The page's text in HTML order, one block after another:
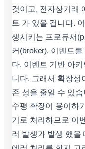
것이고, 전자상거래
트 가 있을 겁니다.
생시키는 프로듀서
커(broker), 이벤트
다. 이벤트 기반 아
니다. 그래서 확장성
존 성을 줄일 수 있
수평 확장이 용이하
기로 처리하므로 이
러 발생가 발생 했을